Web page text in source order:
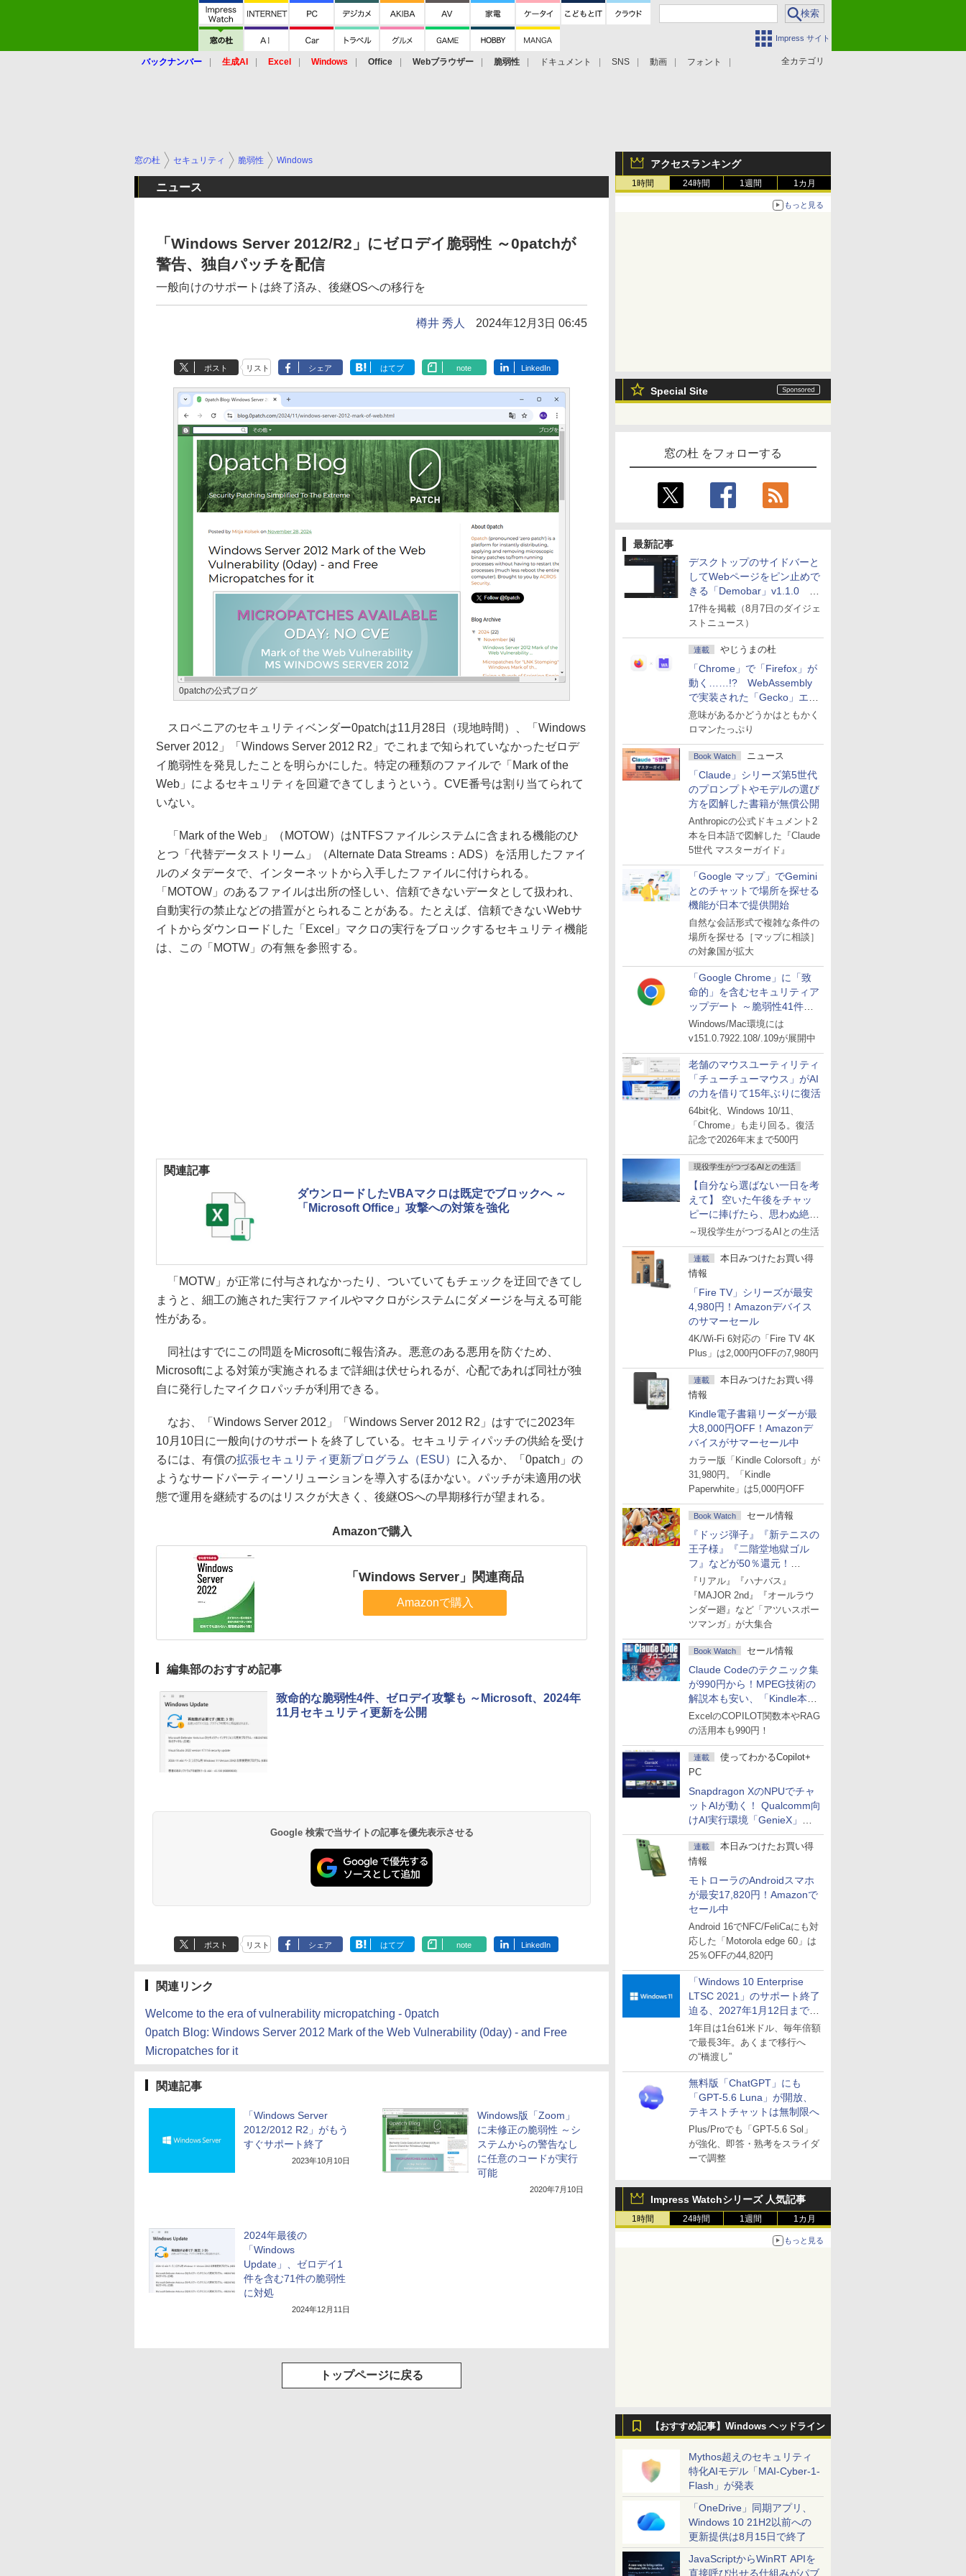
Impress サイト
全カテゴリ
バックナンバー 生成AI Excel Windows Office Webブラウザー 脆弱性 ドキュメント SNS 動画 フォント
アクセスランキング
1時間 24時間 1週間 1カ月
もっと見る
Special Site
窓の杜 をフォローする
最新記事
デスクトップのサイドバーと
してWebページをピン止めで
きる「Demobar」v1.1.0 ほ
か
17件を掲載（8月7日のダイジェ
ストニュース）
連載 やじうまの杜
「Chrome」で「Firefox」が
動く……!? WebAssembly
で実装された「Gecko」エン
ジン
意味があるかどうかはともかく
ロマンたっぷり
Book Watch ニュース
「Claude」シリーズ第5世代
のプロンプトやモデルの選び
方を図解した書籍が無償公開
Anthropicの公式ドキュメント2
本を日本語で図解した『Claude
5世代 マスターガイド』
「Google マップ」でGemini
とのチャットで場所を探せる
機能が日本で提供開始
自然な会話形式で複雑な条件の
場所を探せる［マップに相談］
の対象国が拡大
「Google Chrome」に「致
命的」を含むセキュリティア
ップデート ～脆弱性41件に
対処
Windows/Mac環境には
v151.0.7922.108/.109が展開中
老舗のマウスユーティリティ
「チューチューマウス」がAI
の力を借りて15年ぶりに復活
64bit化、Windows 10/11、
「Chrome」も走り回る。復活
記念で2026年末まで500円
現役学生がつづるAIとの生活
【自分なら選ばない一日を考
えて】 空いた午後をチャッ
ピーに捧げたら、思わぬ絶景
に出会った話
～現役学生がつづるAIとの生活
連載
本日みつけたお買い得
情報
「Fire TV」シリーズが最安
4,980円！Amazonデバイス
のサマーセール
4K/Wi-Fi 6対応の「Fire TV 4K
Plus」は2,000円OFFの7,980円
連載
本日みつけたお買い得
情報
Kindle電子書籍リーダーが最
大8,000円OFF！Amazonデ
バイスがサマーセール中
カラー版「Kindle Colorsoft」が
31,980円。「Kindle
Paperwhite」は5,000円OFF
Book Watch セール情報
『ドッジ弾子』『新テニスの
王子様』『二階堂地獄ゴル
フ』などが50％還元！
Amazonマンガ週末セール
『リアル』『ハナバス』
『MAJOR 2nd』『オールラウ
ンダー廻』など「アツいスポー
ツマンガ」が大集合
Book Watch セール情報
Claude Codeのテクニック集
が990円から！MPEG技術の
解説本も安い、「Kindle本サ
マーセール」第2弾開始！
ExcelのCOPILOT関数本やRAG
の活用本も990円！
連載
使ってわかるCopilot+
PC
Snapdragon XのNPUでチャ
ットAIが動く！ Qualcomm向
けAI実行環境「GenieX」を
試してみた
連載
本日みつけたお買い得
情報
モトローラのAndroidスマホ
が最安17,820円！Amazonで
セール中
Android 16でNFC/FeliCaにも対
応した「Motorola edge 60」は
25％OFFの44,820円
「Windows 10 Enterprise
LTSC 2021」のサポート終了
迫る、2027年1月12日まで
～ESUは9月1日から販売
1年目は1台61米ドル、毎年倍額
で最長3年。あくまで移行へ
の“橋渡し”
無料版「ChatGPT」にも
「GPT-5.6 Luna」が開放、
テキストチャットは無制限へ
Plus/Proでも「GPT-5.6 Sol」
が強化、即答・熟考をスライダ
ーで調整
Impress Watchシリーズ 人気記事
1時間 24時間 1週間 1カ月
もっと見る
【おすすめ記事】Windows ヘッドライン
Mythos超えのセキュリティ
特化AIモデル「MAI-Cyber-1-
Flash」が発表
「OneDrive」同期アプリ、
Windows 10 21H2以前への
更新提供は8月15日で終了
JavaScriptからWinRT APIを
直接呼び出せる仕組みがパブ
窓の杜 セキュリティ 脆弱性 Windows
ニュース
「Windows Server 2012/R2」にゼロデイ脆弱性 ～0patchが
警告、独自パッチを配信
一般向けのサポートは終了済み、後継OSへの移行を
樽井 秀人 2024年12月3日 06:45
ポスト リスト シェア はてブ note LinkedIn
0patchの公式ブログ
スロベニアのセキュリティベンダー0patchは11月28日（現地時間）、「Windows
Server 2012」「Windows Server 2012 R2」でこれまで知られていなかったゼロデ
イ脆弱性を発見したことを明らかにした。特定の種類のファイルで「Mark of the
Web」によるセキュリティを回避できてしまうという。CVE番号は割り当てられて
いない。
「Mark of the Web」（MOTOW）はNTFSファイルシステムに含まれる機能のひ
とつ「代替データストリーム」（Alternate Data Streams：ADS）を活用したファイ
ルのメタデータで、インターネットから入手したファイルに付けられる。
「MOTOW」のあるファイルは出所の怪しい、信頼できないデータとして扱われ、
自動実行の禁止などの措置がとられることがある。たとえば、信頼できないWebサ
イトからダウンロードした「Excel」マクロの実行をブロックするセキュリティ機能
は、この「MOTW」の有無を参照する。
関連記事
ダウンロードしたVBAマクロは既定でブロックへ ～
「Microsoft Office」攻撃への対策を強化
「MOTW」が正常に付与されなかったり、ついていてもチェックを迂回できてし
まうと、細工の施された実行ファイルやマクロがシステムにダメージを与える可能
性がある。
同社はすでにこの問題をMicrosoftに報告済み。悪意のある悪用を防ぐため、
Microsoftによる対策が実施されるまで詳細は伏せられるが、心配であれば同社が独
自に発行したマイクロパッチが利用できる。
なお、「Windows Server 2012」「Windows Server 2012 R2」はすでに2023年
10月10日に一般向けのサポートを終了している。セキュリティパッチの供給を受け
るには、有償の拡張セキュリティ更新プログラム（ESU） に入るか、「0patch」の
ようなサードパーティーソリューションを導入するほかない。パッチが未適用の状
態で運用を継続するのはリスクが大きく、後継OSへの早期移行が望まれる。
Amazonで購入
「Windows Server」関連商品
Amazonで購入
編集部のおすすめ記事
致命的な脆弱性4件、ゼロデイ攻撃も ～Microsoft、2024年
11月セキュリティ更新を公開
Google 検索で当サイトの記事を優先表示させる
ポスト リスト シェア はてブ note LinkedIn
関連リンク
Welcome to the era of vulnerability micropatching - 0patch
0patch Blog: Windows Server 2012 Mark of the Web Vulnerability (0day) - and Free
Micropatches for it
関連記事
「Windows Server
2012/2012 R2」がもう
すぐサポート終了
2023年10月10日
Windows版「Zoom」
に未修正の脆弱性 ～シ
ステムからの警告なし
に任意のコードが実行
可能
2020年7月10日
2024年最後の
「Windows
Update」、ゼロデイ1
件を含む71件の脆弱性
に対処
2024年12月11日
トップページに戻る